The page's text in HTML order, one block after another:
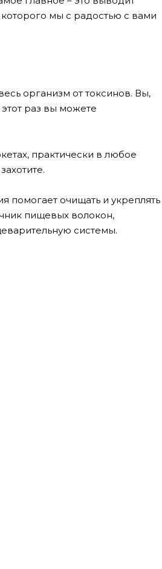
мы с радостью с вами
организм от токсинов. Вы,
раз вы можете
практически в любое
помогает очищать и укреплять
пищевых волокон,
системы.